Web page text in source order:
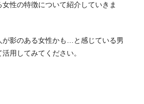
性の特徴について紹介していきま
が影のある女性かも…と感じている男
用してみてください。